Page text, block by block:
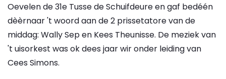
Oevelen de 31e Tusse de Schuifdeure en gaf bedéén
dèèrnaar 't woord aan de 2 prissetatore van de
middag: Wally Sep en Kees Theunisse. De meziek van
't uisorkest was ok dees jaar wir onder leiding van
Cees Simons.